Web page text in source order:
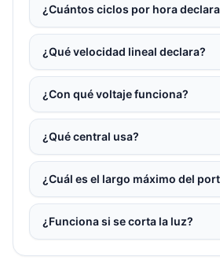
¿Cuántos ciclos por hora
¿Qué velocidad lineal declara?
¿Con qué voltaje funciona?
¿Qué central usa?
¿Cuál es el largo máximo del
¿Funciona si se corta la luz?